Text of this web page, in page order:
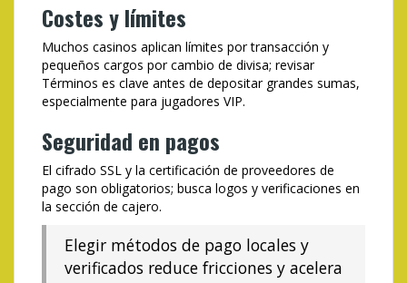
Costes y límites
Muchos casinos aplican límites por transacción y
pequeños cargos por cambio de divisa; revisar
Términos es clave antes de depositar grandes sumas,
especialmente para jugadores VIP.
Seguridad en pagos
El cifrado SSL y la certificación de proveedores de
pago son obligatorios; busca logos y verificaciones en
la sección de cajero.
Elegir métodos de pago locales y
verificados reduce fricciones y acelera